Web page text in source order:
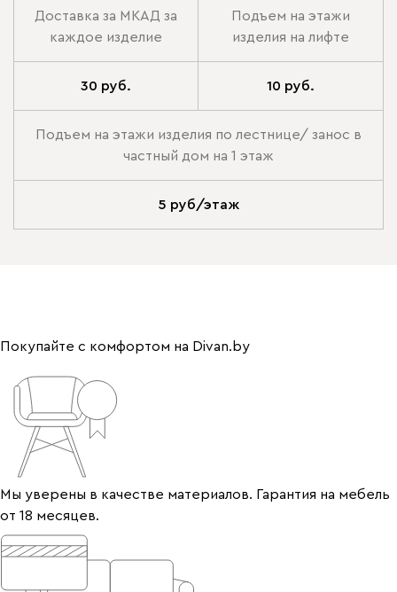
Доставка за МКАД за
каждое изделие
Подъем на этажи
изделия на лифте
30 руб. 10 руб.
Подъем на этажи изделия по лестнице/ занос в
частный дом на 1 этаж
5 руб/этаж
Покупайте с комфортом на Divan.by
Мы уверены в качестве материалов. Гарантия на мебель
от 18 месяцев.